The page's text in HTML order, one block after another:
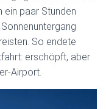
ein paar Stunden
So endete
erschöpft, aber
Airport.